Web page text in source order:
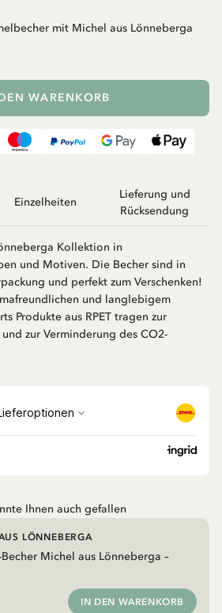
mit Michel aus Lönneberga
WARENKORB
Einzelheiten
Lieferung und
Rücksendung
Kollektion in
und Motiven. Die Becher sind in
und perfekt zum Verschenken!
und langlebigem
Produkte aus RPET tragen zur
zur Verminderung des CO2-
Ihnen auch gefallen
Michel aus Lönneberga –
LÖNNEBERGA
IN DEN WARENKORB